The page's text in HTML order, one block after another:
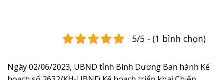
5/5 - (1 bình chọn)
Ngày 02/06/2023, UBND tỉnh Bình Dương Ban hành Kế